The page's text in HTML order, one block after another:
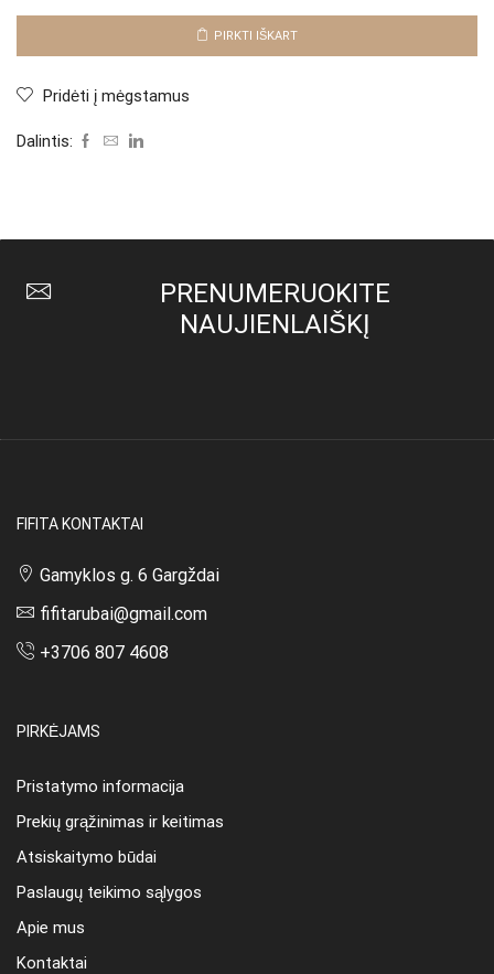
"Yellow
PIRKTI IŠKART
Pridėti į mėgstamus
Dalintis:
PRENUMERUOKITE
NAUJIENLAIŠKĮ
FIFITA KONTAKTAI
Gamyklos g. 6 Gargždai
fifitarubai@gmail.com
+3706 807 4608
PIRKĖJAMS
Pristatymo informacija
Prekių grąžinimas ir keitimas
Atsiskaitymo būdai
Paslaugų teikimo sąlygos
Apie mus
Kontaktai